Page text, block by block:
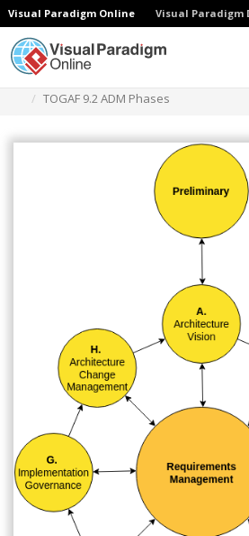
Visual Paradigm Online Visual Paradigm
TOGAF 9.2 ADM Phases